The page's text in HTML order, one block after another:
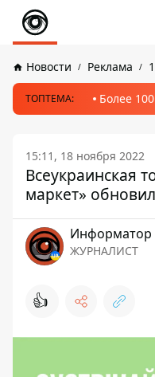
Новости Реклама
ТОПТЕМА: Более
15:11, 18 ноября 2022
Всеукраинская
маркет»
Информатор
ЖУРНАЛИСТ
👍